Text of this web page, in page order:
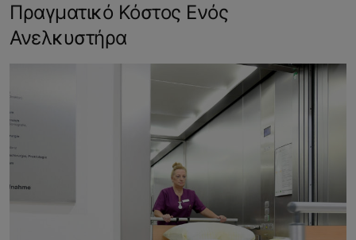
Πραγματικό Κόστος Ενός
Ανελκυστήρα